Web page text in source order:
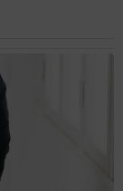
いなかった」と
がらも笑いま
んです。逆に
りさんは撮影